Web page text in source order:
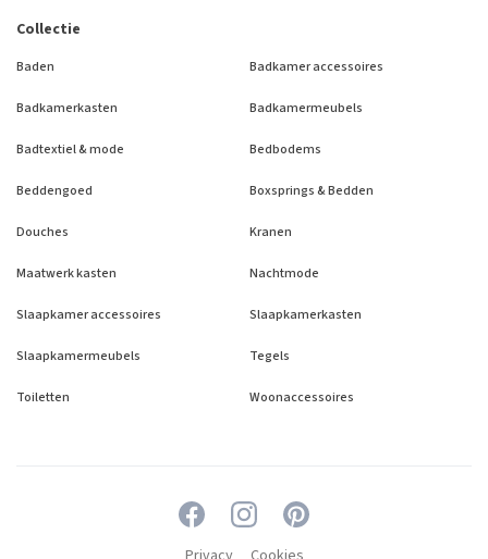
Collectie
Baden Badkamer accessoires
Badkamerkasten Badkamermeubels
Badtextiel & mode Bedbodems
Beddengoed Boxsprings & Bedden
Douches Kranen
Maatwerk kasten Nachtmode
Slaapkamer accessoires Slaapkamerkasten
Slaapkamermeubels Tegels
Toiletten Woonaccessoires